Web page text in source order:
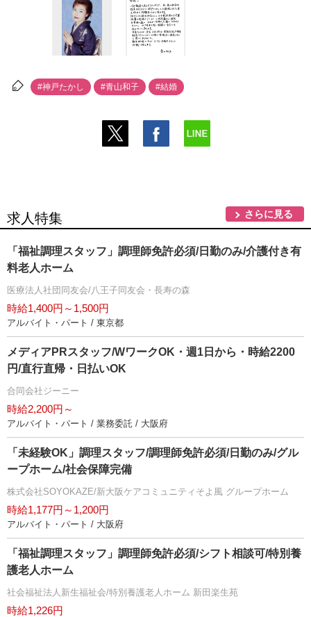
#神戸たかし #青山和子 #結婚
求人特集 さらに見る
「福祉調理スタッフ」調理師免許必須/日勤のみ/介護付き有
料老人ホーム
医療法人社団同友会/八王子同友会・長寿の森
時給1,400円～1,500円
アルバイト・パート / 東京都
メディアPRスタッフ/WワークOK・週1日から・時給2200
円/直行直帰・日払いOK
合同会社ジーニー
時給2,200円～
アルバイト・パート / 業務委託 / 大阪府
「未経験OK」調理スタッフ/調理師免許必須/日勤のみ/グル
ープホーム/社会保障完備
株式会社SOYOKAZE/新大阪ケアコミュニティそよ風 グループホーム
時給1,177円～1,200円
アルバイト・パート / 大阪府
「福祉調理スタッフ」調理師免許必須/シフト相談可/特別養
護老人ホーム
社会福祉法人新生福祉会/特別養護老人ホーム 新田楽生苑
時給1,226円